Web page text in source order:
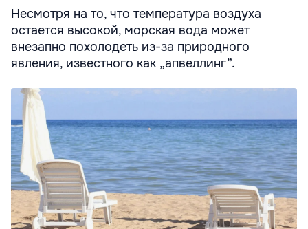
Несмотря на то, что температура воздуха
остается высокой, морская вода может
внезапно похолодеть из-за природного
явления, известного как „апвеллинг”.